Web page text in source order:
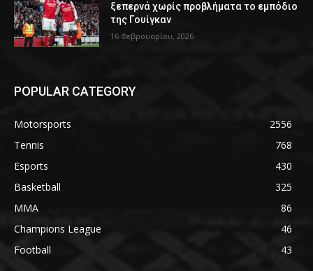
ξεπερνά χωρίς προβλήματα το εμπόδιο
της Γουίγκαν
16 Φεβρουαρίου, 2026
POPULAR CATEGORY
Motorsports
2556
Tennis
768
Esports
430
Basketball
325
MMA
86
Champions League
46
Football
43